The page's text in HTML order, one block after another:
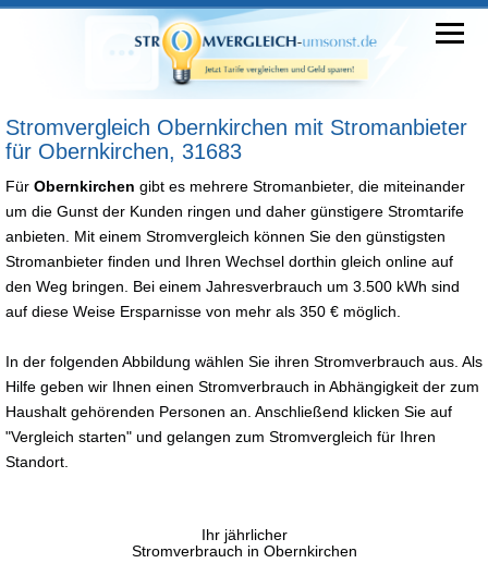
Stromvergleich Obernkirchen mit Stromanbieter
für Obernkirchen, 31683
Für Obernkirchen gibt es mehrere Stromanbieter, die miteinander
um die Gunst der Kunden ringen und daher günstigere Stromtarife
anbieten. Mit einem Stromvergleich können Sie den günstigsten
Stromanbieter finden und Ihren Wechsel dorthin gleich online auf
den Weg bringen. Bei einem Jahresverbrauch um 3.500 kWh sind
auf diese Weise Ersparnisse von mehr als 350 € möglich.
In der folgenden Abbildung wählen Sie ihren Stromverbrauch aus. Als
Hilfe geben wir Ihnen einen Stromverbrauch in Abhängigkeit der zum
Haushalt gehörenden Personen an. Anschließend klicken Sie auf
"Vergleich starten" und gelangen zum Stromvergleich für Ihren
Standort.
Ihr jährlicher
Stromverbrauch in Obernkirchen